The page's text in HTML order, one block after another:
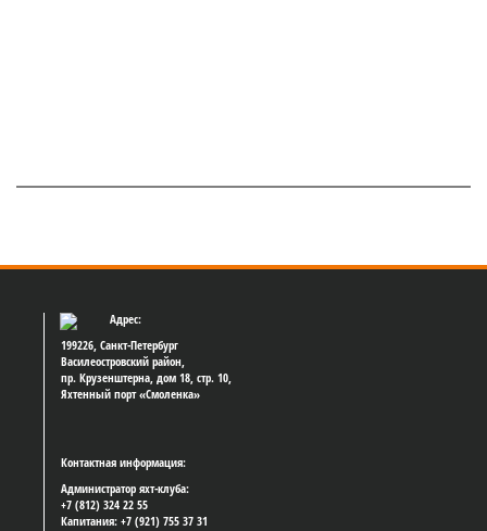
Адрес:
199226, Санкт-Петербург
Василеостровский район,
пр. Крузенштерна, дом 18, стр. 10,
Яхтенный порт «Смоленка»
Контактная информация:
Администратор яхт-клуба:
+7 (812) 324 22 55
Капитания: +7 (921) 755 37 31